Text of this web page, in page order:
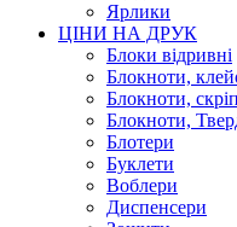
Ярлики
ЦІНИ НА ДРУК
Блоки відривні
Блокноти,
Блокноти,
Блокноти,
Блотери
Буклети
Воблери
Диспенсери